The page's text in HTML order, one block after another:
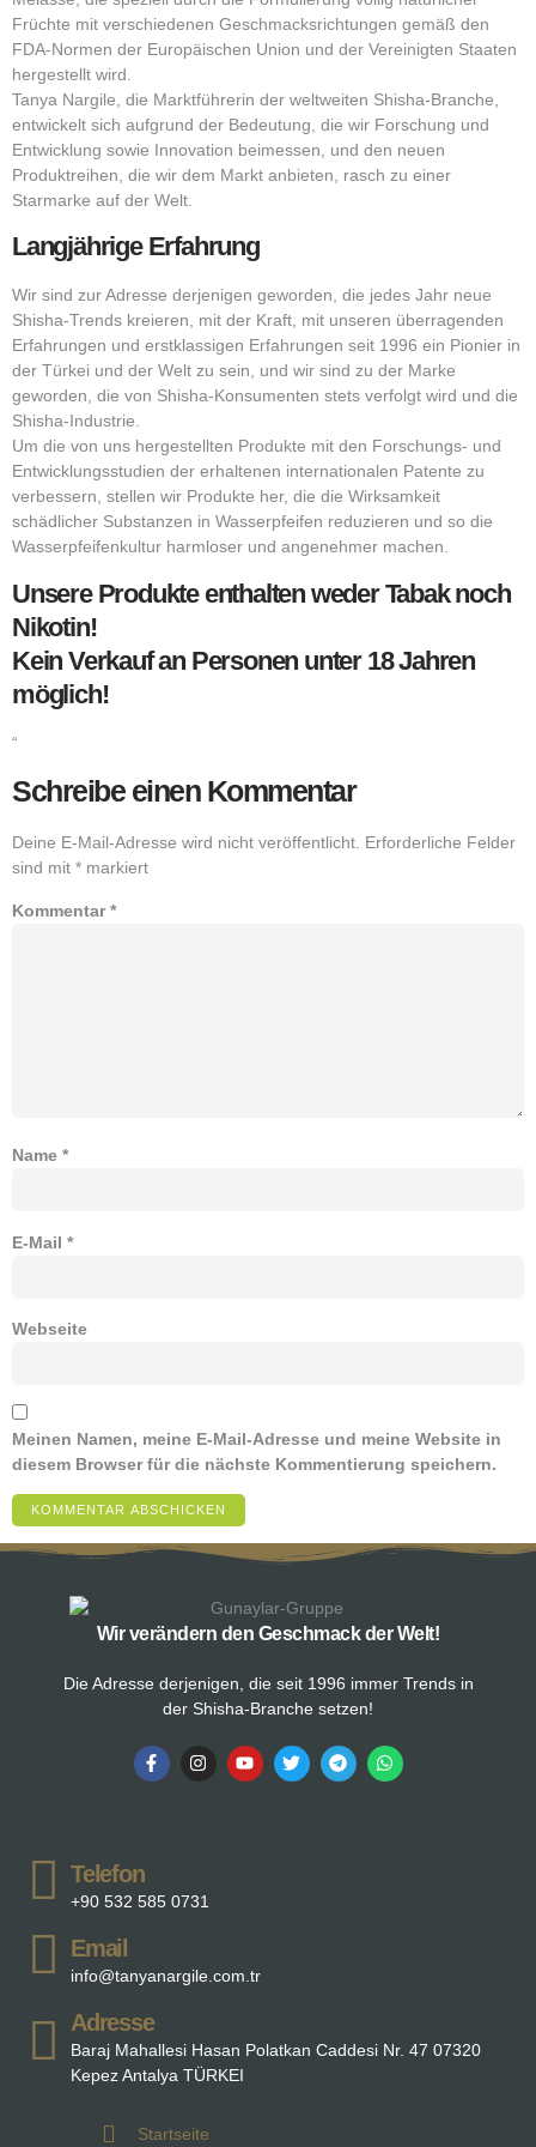
Früchte mit verschiedenen Geschmacksrichtungen gemäß den
FDA-Normen der Europäischen Union und der Vereinigten Staaten
hergestellt wird.
Tanya Nargile, die Marktführerin der weltweiten Shisha-Branche,
entwickelt sich aufgrund der Bedeutung, die wir Forschung und
Entwicklung sowie Innovation beimessen, und den neuen
Produktreihen, die wir dem Markt anbieten, rasch zu einer
Starmarke auf der Welt.
Langjährige Erfahrung
Wir sind zur Adresse derjenigen geworden, die jedes Jahr neue
Shisha-Trends kreieren, mit der Kraft, mit unseren überragenden
Erfahrungen und erstklassigen Erfahrungen seit 1996 ein Pionier in
der Türkei und der Welt zu sein, und wir sind zu der Marke
geworden, die von Shisha-Konsumenten stets verfolgt wird und die
Shisha-Industrie.
Um die von uns hergestellten Produkte mit den Forschungs- und
Entwicklungsstudien der erhaltenen internationalen Patente zu
verbessern, stellen wir Produkte her, die die Wirksamkeit
schädlicher Substanzen in Wasserpfeifen reduzieren und so die
Wasserpfeifenkultur harmloser und angenehmer machen.
Unsere Produkte enthalten weder Tabak noch
Nikotin!
Kein Verkauf an Personen unter 18 Jahren
möglich!
“
Schreibe einen Kommentar
Deine E-Mail-Adresse wird nicht veröffentlicht. Erforderliche Felder
sind mit * markiert
Kommentar*
Name *
E-Mail *
Webseite
Meinen Namen, meine E-Mail-Adresse und meine Website in
diesem Browser für die nächste Kommentierung speichern.
Wir verändern den Geschmack der Welt!
Die Adresse derjenigen, die seit 1996 immer Trends in
der Shisha-Branche setzen!
Telefon
+90 532 585 0731
Email
info@tanyanargile.com.tr
Adresse
Baraj Mahallesi Hasan Polatkan Caddesi Nr. 47 07320
Kepez Antalya TÜRKEI
Startseite